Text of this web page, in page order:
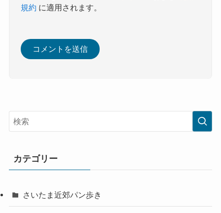
規約 に適用されます。
カテゴリー
さいたま近郊パン歩き